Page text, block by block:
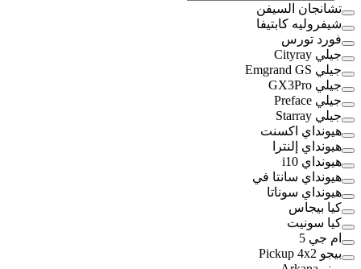
تشانجان السيفن
شيفروليه كابتيفا
فورد تورس
جيلي Cityray
جيلي Emgrand GS
جيلي GX3Pro
جيلي Preface
جيلي Starray
هيونداي اكسنت
هيونداي إلنترا
هيونداي i10
هيونداي سانتا في
هيونداي سوناتا
كيا بيجاس
كيا سونيت
ام جي 5
بيجو Pickup 4x2